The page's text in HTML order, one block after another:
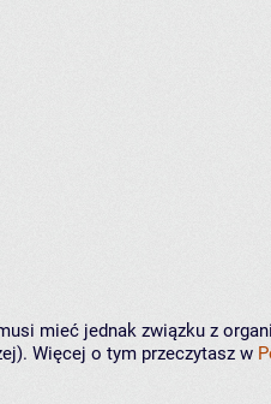
mieć jednak związku z
Więcej o tym przeczytasz w